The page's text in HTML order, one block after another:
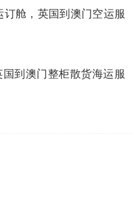
舱，英国到澳门空运服
到澳门整柜散货海运服